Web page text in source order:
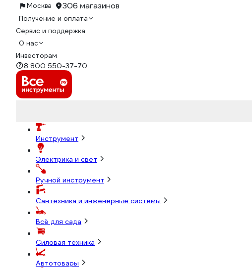
Москва 306 магазинов
Получение и оплата
Сервис и поддержка
О нас
Инвесторам
8 800 550-37-70
Инструмент
Электрика и свет
Ручной инструмент
Сантехника и инженерные системы
Всё для сада
Силовая техника
Автотовары